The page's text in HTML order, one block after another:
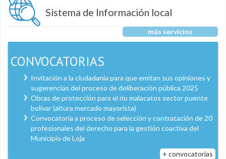
Sistema de Información local
más servicios
CONVOCATORIAS
Invitación a la ciudadanía para que emitan sus opiniones y
sugerencias del proceso de deliberación pública 2025
Obras de protección para el río malacatos sector puente
bolívar (altura mercado mayorista)
Convocatoria a proceso de selección y contratación de 20
profesionales del derecho para la gestión coactiva del
Municipio de Loja
+ convocatorias